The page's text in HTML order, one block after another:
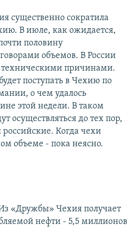
существенно сократила
В июле, как ожидается,
половину
объемов. В России
техническими причинами.
поступать в Чехию по
о чем удалось
этой недели. В таком
осуществляться до тех пор,
российские. Когда чехи
объеме - пока неясно.
«Дружбы» Чехия получает
нефти - 5,5 миллионов